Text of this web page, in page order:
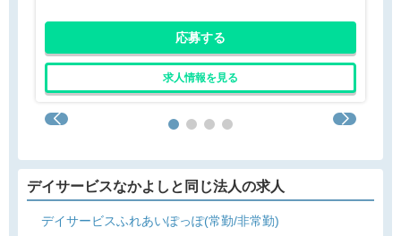
応募する
求人情報を見る
デイサービスなかよしと同じ法人の求人
デイサービスふれあいぽっぽ(常勤/非常勤)